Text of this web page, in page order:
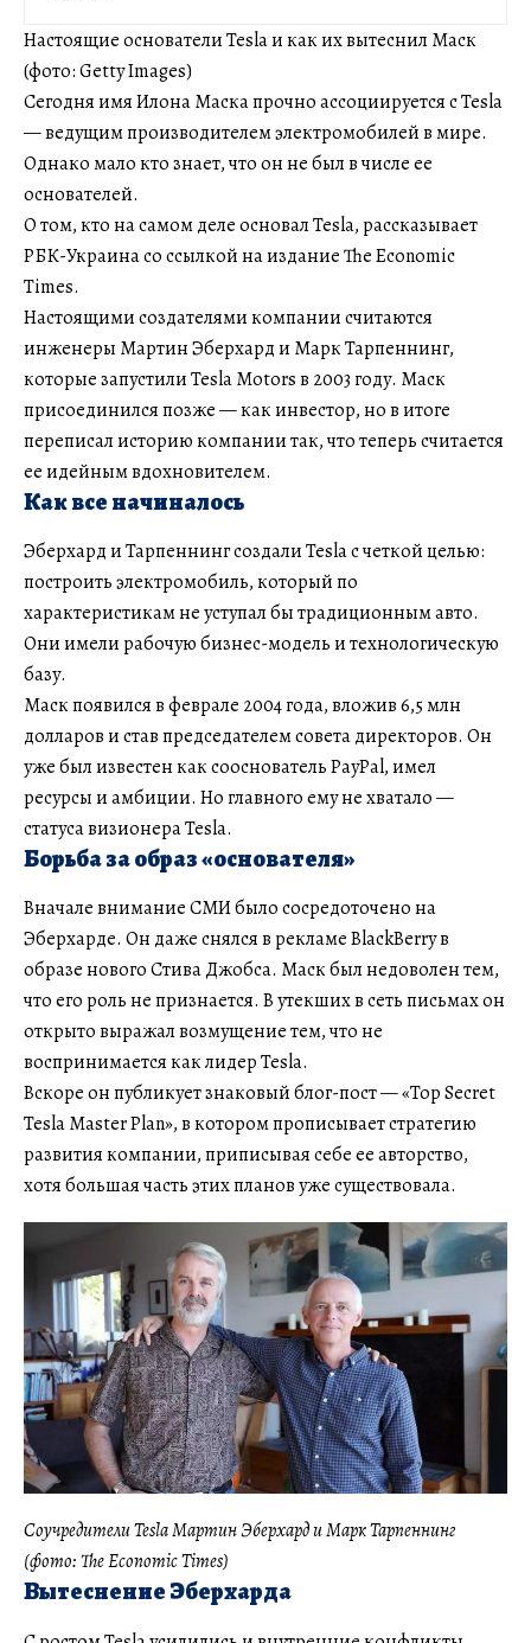
Настоящие основатели Tesla и как их вытеснил Маск
(фото: Getty Images)
Сегодня имя Илона Маска прочно ассоциируется с Tesla
— ведущим производителем электромобилей в мире.
Однако мало кто знает, что он не был в числе ее
основателей.
О том, кто на самом деле основал Tesla, рассказывает
РБК-Украина со ссылкой на издание The Economic
Times.
Настоящими создателями компании считаются
инженеры Мартин Эберхард и Марк Тарпеннинг,
которые запустили Tesla Motors в 2003 году. Маск
присоединился позже — как инвестор, но в итоге
переписал историю компании так, что теперь считается
ее идейным вдохновителем.
Как все начиналось
Эберхард и Тарпеннинг создали Tesla с четкой целью:
построить электромобиль, который по
характеристикам не уступал бы традиционным авто.
Они имели рабочую бизнес-модель и технологическую
базу.
Маск появился в феврале 2004 года, вложив 6,5 млн
долларов и став председателем совета директоров. Он
уже был известен как сооснователь PayPal, имел
ресурсы и амбиции. Но главного ему не хватало —
статуса визионера Tesla.
Борьба за образ «основателя»
Вначале внимание СМИ было сосредоточено на
Эберхарде. Он даже снялся в рекламе BlackBerry в
образе нового Стива Джобса. Маск был недоволен тем,
что его роль не признается. В утекших в сеть письмах он
открыто выражал возмущение тем, что не
воспринимается как лидер Tesla.
Вскоре он публикует знаковый блог-пост — «Top Secret
Tesla Master Plan», в котором прописывает стратегию
развития компании, приписывая себе ее авторство,
хотя большая часть этих планов уже существовала.
Соучредители Tesla Мартин Эберхард и Марк Тарпеннинг
(фото: The Economic Times)
Вытеснение Эберхарда